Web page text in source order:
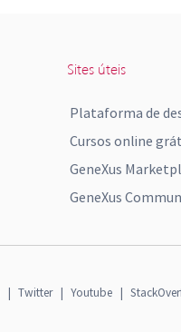
Sites úteis
Plataforma de
Cursos online
GeneXus
GeneXus
| Twitter | Youtube |